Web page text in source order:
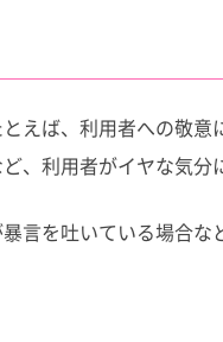
えば、利用者への敬
、利用者がイヤな気分
言を吐いている場合な